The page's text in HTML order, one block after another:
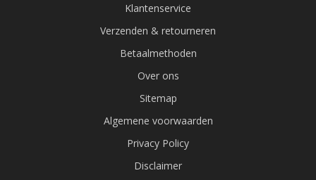
Klantenservice
Verzenden & retourneren
Betaalmethoden
Over ons
Sitemap
Algemene voorwaarden
Privacy Policy
Disclaimer